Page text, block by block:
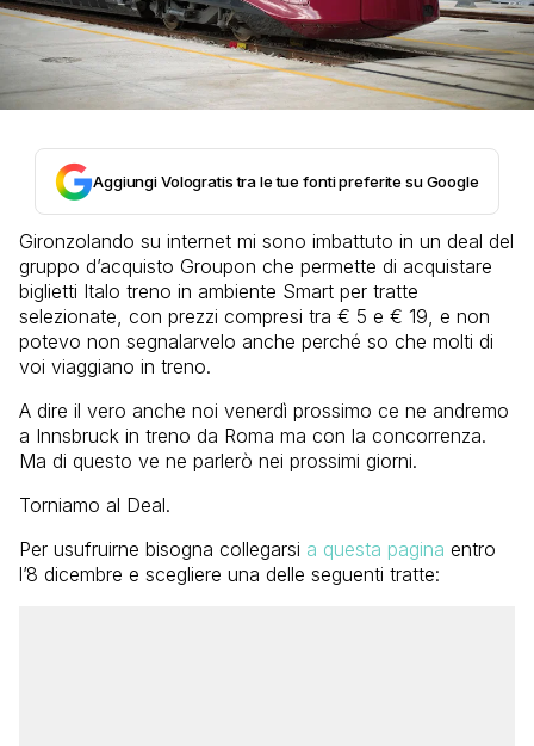
Aggiungi Vologratis tra le tue fonti preferite su Google
Gironzolando su internet mi sono imbattuto in un deal del
gruppo d’acquisto Groupon che permette di acquistare
biglietti Italo treno in ambiente Smart per tratte
selezionate, con prezzi compresi tra € 5 e € 19, e non
potevo non segnalarvelo anche perché so che molti di
voi viaggiano in treno.
A dire il vero anche noi venerdì prossimo ce ne andremo
a Innsbruck in treno da Roma ma con la concorrenza.
Ma di questo ve ne parlerò nei prossimi giorni.
Torniamo al Deal.
Per usufruirne bisogna collegarsi a questa pagina entro
l’8 dicembre e scegliere una delle seguenti tratte: